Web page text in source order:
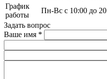
График
работы
Пн-Вс с 10:00 до
Задать вопрос
Ваше имя *